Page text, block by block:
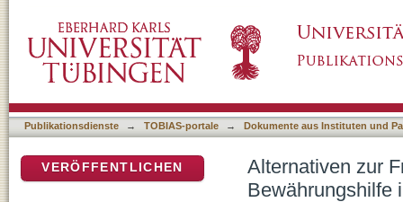
internationalen Vergleich
Publikationsdienste → TOBIAS-portale → Dokumente aus Instituten und
Alternativen zur
Bewährungshilfe
VERÖFFENTLICHEN